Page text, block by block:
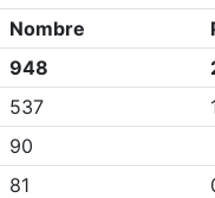
Nombre
948
537
90
81